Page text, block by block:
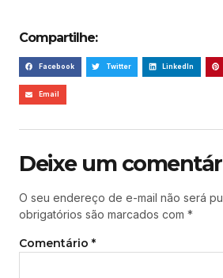
Compartilhe:
Facebook Twitter LinkedIn
Email
Deixe um
O seu endereço de e-mail não será
obrigatórios são marcados com *
Comentário *